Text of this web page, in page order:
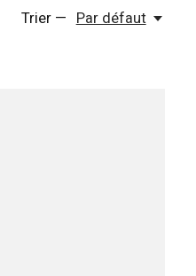
Trier — Par défaut